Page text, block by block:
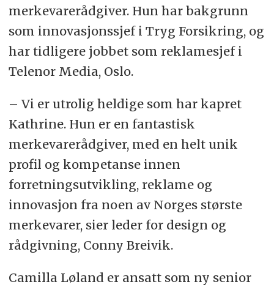
merkevarerådgiver. Hun har bakgrunn
som innovasjonssjef i Tryg Forsikring, og
har tidligere jobbet som reklamesjef i
Telenor Media, Oslo.
– Vi er utrolig heldige som har kapret
Kathrine. Hun er en fantastisk
merkevarerådgiver, med en helt unik
profil og kompetanse innen
forretningsutvikling, reklame og
innovasjon fra noen av Norges største
merkevarer, sier leder for design og
rådgivning, Conny Breivik.
Camilla Løland er ansatt som ny senior